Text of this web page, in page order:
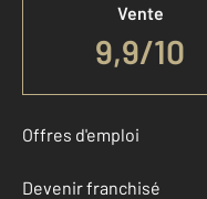
Vente
9,9/10
Offres d'emploi
Devenir franchisé